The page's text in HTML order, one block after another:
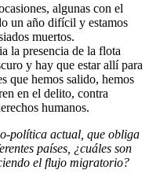
algunas con el
un año difícil y estamos
muertos.
la presencia de la flota
y hay que estar allí para
que hemos salido, hemos
en el delito, contra
humanos.
política actual, que obliga
países, ¿cuáles son
el flujo migratorio?